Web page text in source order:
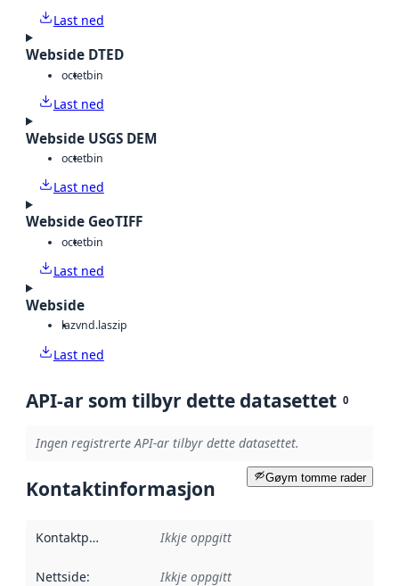
Last ned
Webside DTED
octetbin
Last ned
Webside USGS DEM
octetbin
Last ned
Webside GeoTIFF
octetbin
Last ned
Webside
lazvnd.laszip
Last ned
API-ar som tilbyr dette datasettet 0
Ingen registrerte API-ar tilbyr dette datasettet.
Gøym tomme rader
Kontaktinformasjon
Kontaktpunkt Ikkje oppgitt
Nettside: Ikkje oppgitt